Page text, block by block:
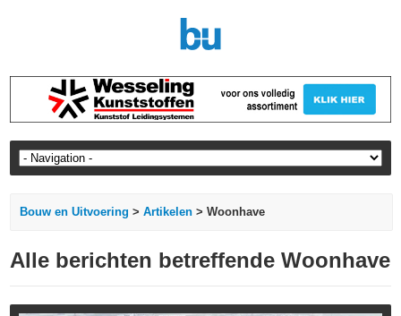
Bouw en Uitvoering >Artikelen > Woonhave
Alle berichten betreffende Woonhave